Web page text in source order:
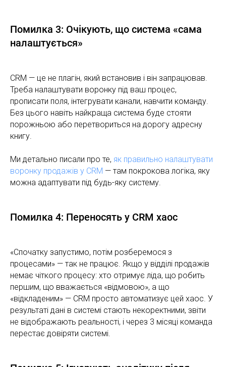
Помилка 3: Очікують, що система «сама
налаштується»
CRM — це не плагін, який встановив і він запрацював.
Треба налаштувати воронку під ваш процес,
прописати поля, інтегрувати канали, навчити команду.
Без цього навіть найкраща система буде стояти
порожньою або перетвориться на дорогу адресну
книгу.
Ми детально писали про те, як правильно налаштувати
воронку продажів у CRM — там покрокова логіка, яку
можна адаптувати під будь-яку систему.
Помилка 4: Переносять у CRM хаос
«Спочатку запустимо, потім розберемося з
процесами» — так не працює. Якщо у відділі продажів
немає чіткого процесу: хто отримує ліда, що робить
першим, що вважається «відмовою», а що
«відкладеним» — CRM просто автоматизує цей хаос. У
результаті дані в системі стають некоректними, звіти
не відображають реальності, і через 3 місяці команда
перестає довіряти системі.